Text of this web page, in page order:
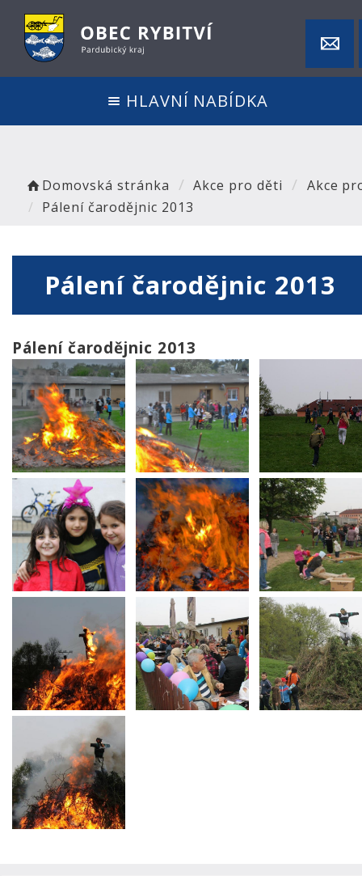
HLAVNÍ NABÍDKA
Domovská stránka Akce pro děti
Akce
Pálení čarodějnic 2013
Pálení čarodějnic 2013
Pálení čarodějnic 2013